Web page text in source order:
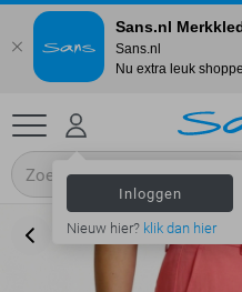
Inloggen
Nieuw hier? klik dan hier
Sans.nl
Sans.nl
Nu extra leuk